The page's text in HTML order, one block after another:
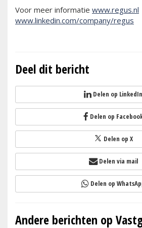
Voor meer informatie www.regus.nl
www.linkedin.com/company/regus
Deel dit bericht
Delen op LinkedIn
Delen op
Delen op X
Delen via mail
Delen op
Andere berichten op